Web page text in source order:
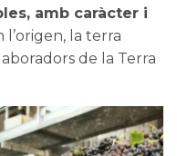
amb caràcter i
la terra
de la Terra